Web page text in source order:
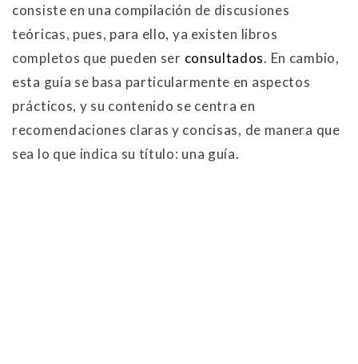
consiste en una compilación de discusiones
teóricas, pues, para ello, ya existen libros
completos que pueden ser consultados. En cambio,
esta guía se basa particularmente en aspectos
prácticos, y su contenido se centra en
recomendaciones claras y concisas, de manera que
sea lo que indica su título: una guía.